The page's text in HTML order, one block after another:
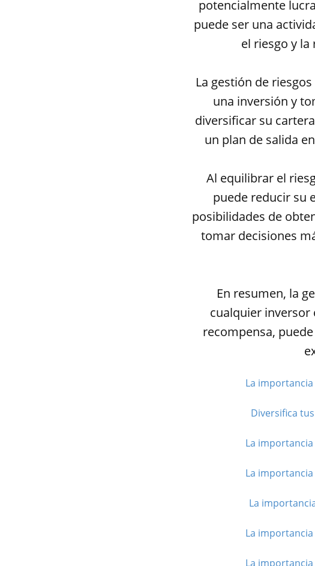
potencialmente
puede ser una
el riesgo y la
La gestión de
una inversión y
diversificar su
un plan de salida
Al equilibrar el
puede reducir su
posibilidades de
tomar decisiones
En resumen, la
cualquier inversor
recompensa,
La
Diversifica
La
La
La
La
La